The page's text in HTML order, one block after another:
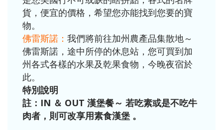
貨，便宜的價格，希望您亦能找到您要的寶
物。
佛雷斯諾： 我們將前往加州農產品集散地～
佛雷斯諾，途中所停的休息站，您可買到加
州各式各樣的水果及乾果食物，今晚夜宿於
此。
特別說明
註：IN ＆ OUT 漢堡餐～ 若吃素或是不吃牛
肉者，則可改享用素食漢堡 。